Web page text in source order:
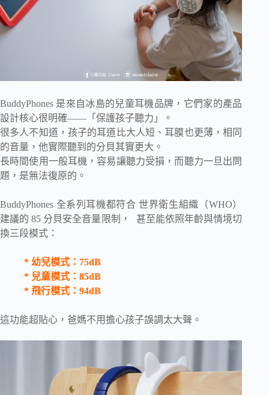
BuddyPhones 是來自冰島的兒童耳機品牌，它們家的產品
設計核心很明確——「保護孩子聽力」。
很多人不知道，孩子的耳道比大人短、耳膜也更薄，相同
的音量，他實際聽到的分貝其實更大。
長時間使用一般耳機，容易讓聽力受損，而聽力一旦出問
題，是無法復原的。
BuddyPhones 全系列耳機都符合 世界衛生組織（WHO）
建議的 85 分貝安全音量限制， 甚至能依照年齡與情境切
換三段模式：
* 幼兒模式：75dB
* 兒童模式：85dB
* 飛行模式：94dB
這功能超貼心，爸媽不用擔心孩子誤調太大聲。